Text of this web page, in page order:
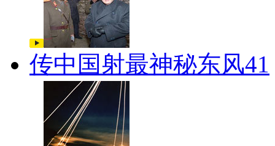
传中国射最神秘东风41